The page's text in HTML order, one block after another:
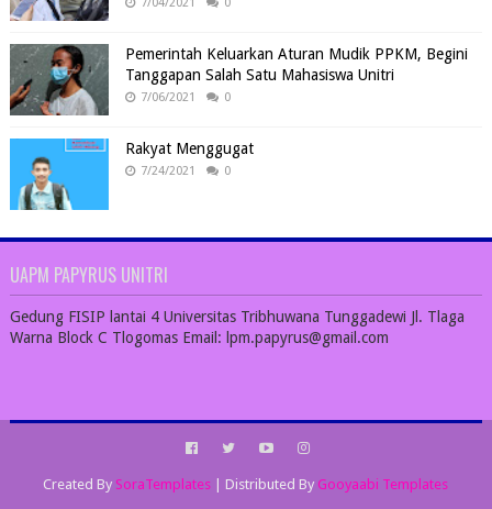
Pemerintah Keluarkan Aturan Mudik PPKM, Begini
Tanggapan Salah Satu Mahasiswa Unitri
7/06/2021 0
Rakyat Menggugat
7/24/2021 0
UAPM PAPYRUS UNITRI
Gedung FISIP lantai 4 Universitas Tribhuwana Tunggadewi Jl. Tlaga
Warna Block C Tlogomas Email: lpm.papyrus@gmail.com
Created By SoraTemplates | Distributed By Gooyaabi Templates